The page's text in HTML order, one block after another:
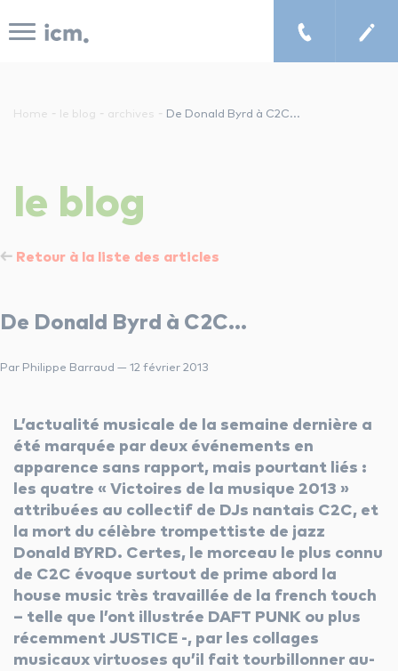
cours de musique à domicile
les autres activités d'icm
le blog
les métiers d’icm
offres d’emploi
contactez-nous !
Home - le blog - archives - De Donald Byrd à C2C...
le blog
Retour à la liste des articles
De Donald Byrd à C2C…
Par Philippe Barraud — 12 février 2013
L’actualité musicale de la semaine dernière a
été marquée par deux événements en
apparence sans rapport, mais pourtant liés :
les quatre « Victoires de la musique 2013 »
attribuées au collectif de DJs nantais C2C, et
la mort du célèbre trompettiste de jazz
Donald BYRD. Certes, le morceau le plus connu
de C2C évoque surtout de prime abord la
house music très travaillée de la french touch
– telle que l’ont illustrée DAFT PUNK ou plus
récemment JUSTICE -, par les collages
musicaux virtuoses qu’il fait tourbillonner au-